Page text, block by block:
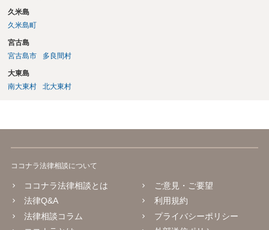
久米島
久米島町
宮古島
宮古島市
多良間村
大東島
南大東村
北大東村
ココナラ法律相談について
ココナラ法律相談とは
法律Q&A
法律相談コラム
ご意見・ご要望
利用規約
プライバシーポリシー